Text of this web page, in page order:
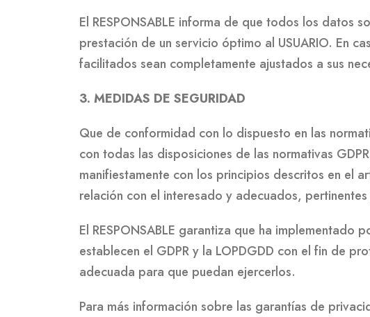
El RESPONSABLE informa de que todos los
prestación de un servicio óptimo al USUARIO. En
facilitados sean completamente ajustados a sus
3. MEDIDAS DE SEGURIDAD
Que de conformidad con lo dispuesto en las
con todas las disposiciones de las normativas
manifiestamente con los principios descritos en el
relación con el interesado y adecuados,
El RESPONSABLE garantiza que ha
establecen el GDPR y la LOPDGDD con el fin de
adecuada para que puedan ejercerlos.
Para más información sobre las garantías de